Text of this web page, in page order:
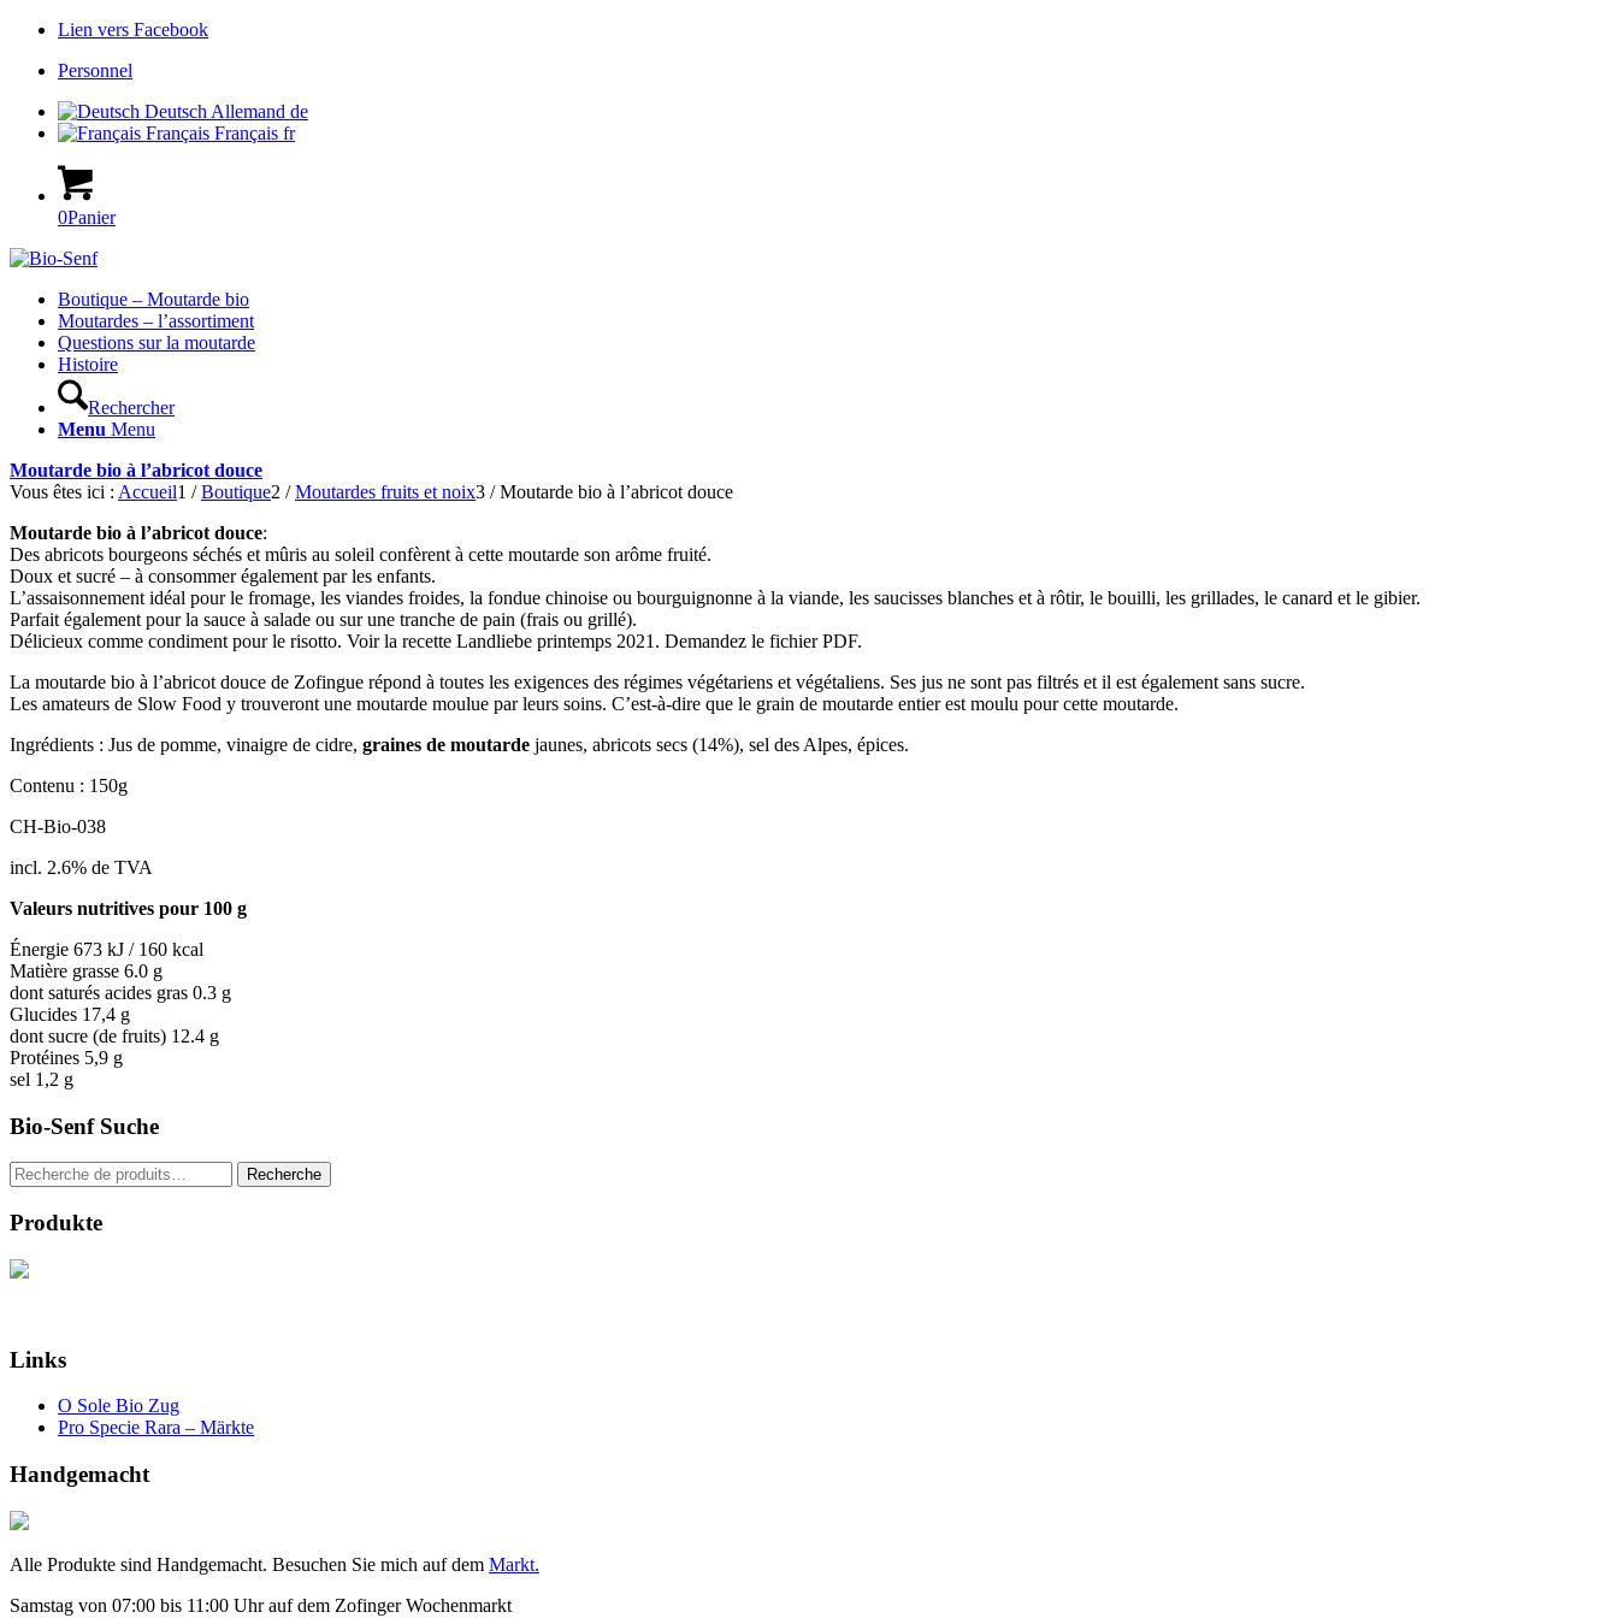
Lien vers Facebook
Personnel
Deutsch Allemand de
Français Français fr
0Panier
Hauptnavigation
Boutique – Moutarde bio
Moutardes – l’assortiment
Questions sur la moutarde
Histoire
Rechercher
Menu Menu
Moutarde bio à l’abricot douce
Vous êtes ici : Accueil1 / Boutique2 / Moutardes fruits et noix3 / Moutarde bio à l’abricot douce
Moutarde bio à l’abricot douce:
Des abricots bourgeons séchés et mûris au soleil confèrent à cette moutarde son arôme fruité.
Doux et sucré – à consommer également par les enfants.
L’assaisonnement idéal pour le fromage, les viandes froides, la fondue chinoise ou bourguignonne à la viande, les saucisses blanches et à rôtir, le bouilli, les grillades, le canard et le gibier.
Parfait également pour la sauce à salade ou sur une tranche de pain (frais ou grillé).
Délicieux comme condiment pour le risotto. Voir la recette Landliebe printemps 2021. Demandez le fichier PDF.
La moutarde bio à l’abricot douce de Zofingue répond à toutes les exigences des régimes végétariens et végétaliens. Ses jus ne sont pas filtrés et il est également sans sucre.
Les amateurs de Slow Food y trouveront une moutarde moulue par leurs soins. C’est-à-dire que le grain de moutarde entier est moulu pour cette moutarde.
Ingrédients : Jus de pomme, vinaigre de cidre, graines de moutarde jaunes, abricots secs (14%), sel des Alpes, épices.
Contenu : 150g
CH-Bio-038
incl. 2.6% de TVA
Valeurs nutritives pour 100 g
Énergie 673 kJ / 160 kcal
Matière grasse 6.0 g
dont saturés acides gras 0.3 g
Glucides 17,4 g
dont sucre (de fruits) 12.4 g
Protéines 5,9 g
sel 1,2 g
Bio-Senf Suche
Recherche
pour :
Recherche
Produkte
Links
O Sole Bio Zug
Pro Specie Rara – Märkte
Handgemacht
Alle Produkte sind Handgemacht. Besuchen Sie mich auf dem Markt.
Samstag von 07:00 bis 11:00 Uhr auf dem Zofinger Wochenmarkt